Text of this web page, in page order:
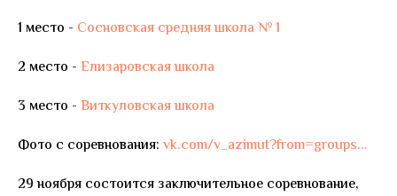
1 место - Сосновская средняя школа № 1
2 место - Елизаровская школа
3 место - Виткуловская школа
Фото с соревнования: vk.com/v_azimut?from=groups...
29 ноября состоится заключительное соревнование,